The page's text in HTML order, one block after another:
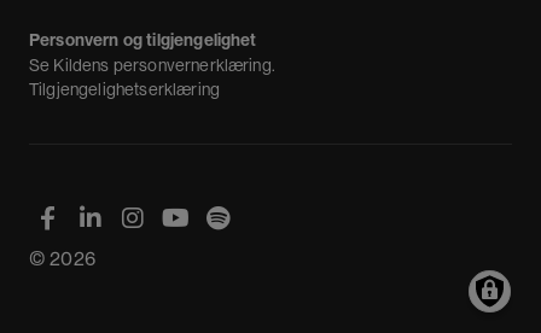
Personvern og tilgjengelighet
Se Kildens personvernerklæring.
Tilgjengelighetserklæring
© 2026